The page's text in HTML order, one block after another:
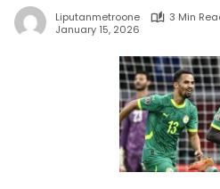
Liputanmetroone
3 Min
January 15, 2026